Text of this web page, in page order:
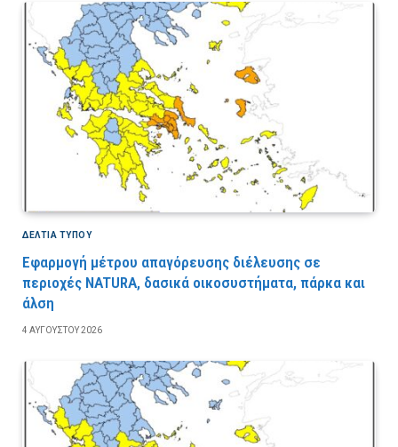
ΔΕΛΤΙΑ ΤΥΠΟΥ
Εφαρμογή μέτρου απαγόρευσης διέλευσης σε
περιοχές NATURA, δασικά οικοσυστήματα, πάρκα και
άλση
4 ΑΥΓΟΎΣΤΟΥ 2026